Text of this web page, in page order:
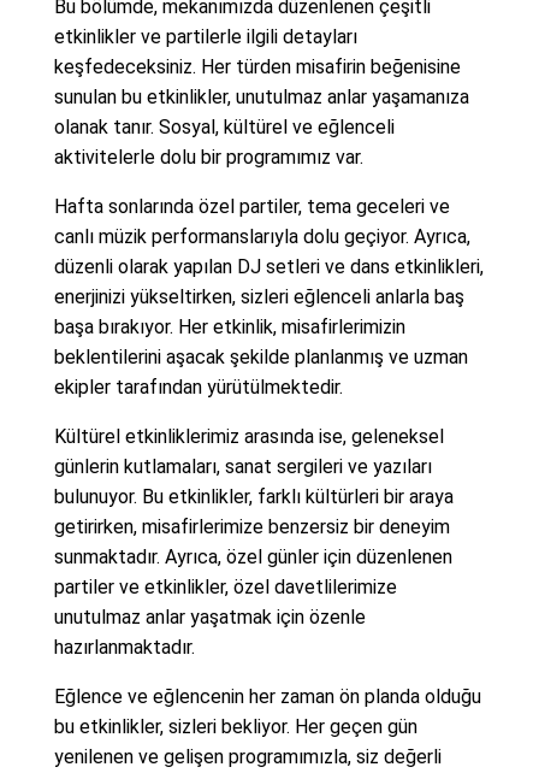
Bu bölümde, mekanımızda düzenlenen çeşitli
etkinlikler ve partilerle ilgili detayları
keşfedeceksiniz. Her türden misafirin beğenisine
sunulan bu etkinlikler, unutulmaz anlar yaşamanıza
olanak tanır. Sosyal, kültürel ve eğlenceli
aktivitelerle dolu bir programımız var.
Hafta sonlarında özel partiler, tema geceleri ve
canlı müzik performanslarıyla dolu geçiyor. Ayrıca,
düzenli olarak yapılan DJ setleri ve dans etkinlikleri,
enerjinizi yükseltirken, sizleri eğlenceli anlarla baş
başa bırakıyor. Her etkinlik, misafirlerimizin
beklentilerini aşacak şekilde planlanmış ve uzman
ekipler tarafından yürütülmektedir.
Kültürel etkinliklerimiz arasında ise, geleneksel
günlerin kutlamaları, sanat sergileri ve yazıları
bulunuyor. Bu etkinlikler, farklı kültürleri bir araya
getirirken, misafirlerimize benzersiz bir deneyim
sunmaktadır. Ayrıca, özel günler için düzenlenen
partiler ve etkinlikler, özel davetlilerimize
unutulmaz anlar yaşatmak için özenle
hazırlanmaktadır.
Eğlence ve eğlencenin her zaman ön planda olduğu
bu etkinlikler, sizleri bekliyor. Her geçen gün
yenilenen ve gelişen programımızla, siz değerli